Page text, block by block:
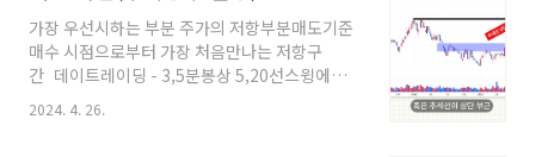
많음. 이벤트 발생으로 주가가 많이 상승하는 경
우 다음날 매수할때 차익실현으로 주가가 소폭하
락하더라도 전일 종가를 지켜주거나 시초가를 재
차 회복할때 매수 동참하기도매수의 핵심은주가
가장 우선시하는 부분 주가의 저항부분매도기준
매수 시점으로부터 가장 처음만나는 저항구
간 데이트레이딩 - 3,5분봉상 5,20선스윙에서 -
5, 10, 20일선 단기 이평선대형주 - 주봉공통적
으로 전고점, 신고가 영역, 3~6개월간 저항구간,
2024. 4. 26.